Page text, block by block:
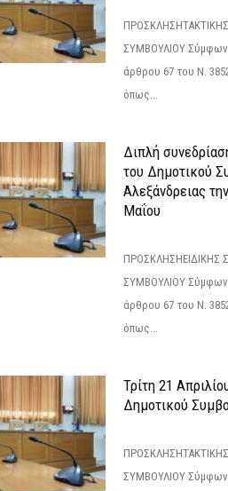
ΣΥΜΒΟΥΛΙΟΥ
άρθρου 67 του Ν.
όπως...
Διπλή
του Δημοτικού
Αλεξάνδρειας
Μαΐου
ΠΡΟΣΚΛΗΣΗΕΙΔΙΚΗΣ
ΣΥΜΒΟΥΛΙΟΥ
άρθρου 67 του Ν.
όπως...
Τρίτη 21
Δημοτικού
ΣΥΜΒΟΥΛΙΟΥ